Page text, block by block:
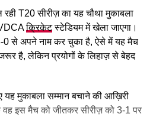
T20 सीरीज़ का यह चौथा मुकाबला
क्रिकेटस्टेडियम में खेला जाएगा।
0 से अपने नाम कर चुका है, ऐसे में यह मैच
है, लेकिन प्रयोगों के लिहाज़ से बेहद
मुकाबला सम्मान बचाने की आख़िरी
वह इस मैच को जीतकर सीरीज़ को 3-1 पर